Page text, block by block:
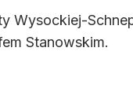
Stanowskim.